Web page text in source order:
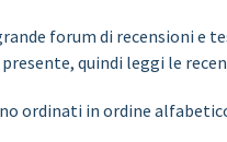
forum di recensioni e
quindi leggi le
ordinati in ordine